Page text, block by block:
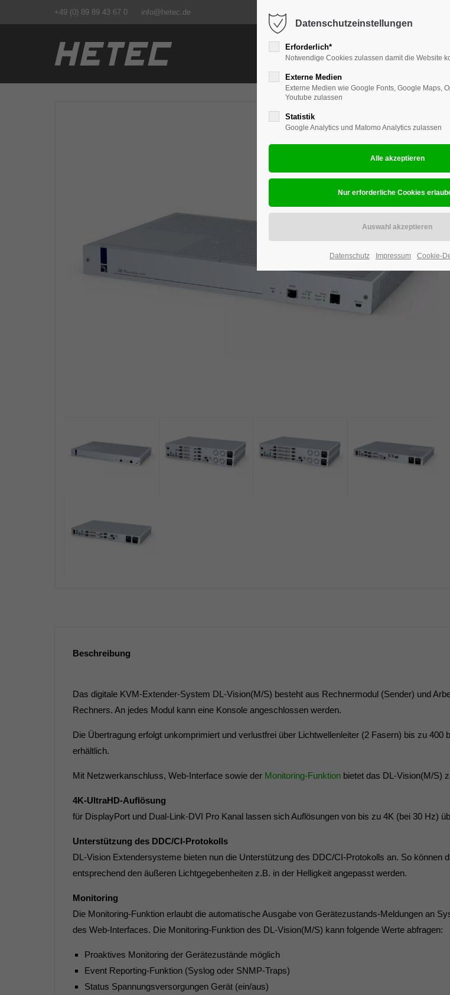
Benutzername
Support
Lorem ipsum dolor sit amet:
24h/ 365days
We offer support for our customers
Mon - Fri 8:00am - 5:00pm(GMT +1)
San
+49 (0) 89 89 43 67 0 info@hetec.de
Leitstände
Beschreibung
Das digitale KVM-Extender-System DL-Vision(M/S) besteht aus Rechnermodul (Sender) und
Rechners. An jedes Modul kann eine Konsole angeschlossen werden.
Die Übertragung erfolgt unkomprimiert und verlustfrei über Lichtwellenleiter (2 Fasern) bis zu
erhältlich.
Mit Netzwerkanschluss, Web-Interface sowie der Monitoring-Funktion bietet das DL-Vision(M/S)
4K-UltraHD-Auflösung
für DisplayPort und Dual-Link-DVI Pro Kanal lassen sich Auflösungen von bis zu 4K (bei 30 Hz)
Unterstützung des DDC/CI-Protokolls
DL-Vision Extendersysteme bieten nun die Unterstützung des DDC/CI-Protokolls an. So können
entsprechend den äußeren Lichtgegebenheiten z.B. in der Helligkeit angepasst werden.
Monitoring
Die Monitoring-Funktion erlaubt die automatische Ausgabe von Gerätezustands-Meldungen an
des Web-Interfaces. Die Monitoring-Funktion des DL-Vision(M/S) kann folgende Werte abfragen:
Proaktives Monitoring der Gerätezustände möglich
Event Reporting-Funktion (Syslog oder SNMP-Traps)
Status Spannungsversorgungen Gerät (ein/aus)
Datenschutzeinstellungen
Erforderlich*
Notwendige Cookies zulassen damit die Website
Externe Medien
Externe Medien wie Google Fonts, Google Maps,
Youtube zulassen
Statistik
Google Analytics und Matomo Analytics zulassen
Datenschutz Impressum Cookie-